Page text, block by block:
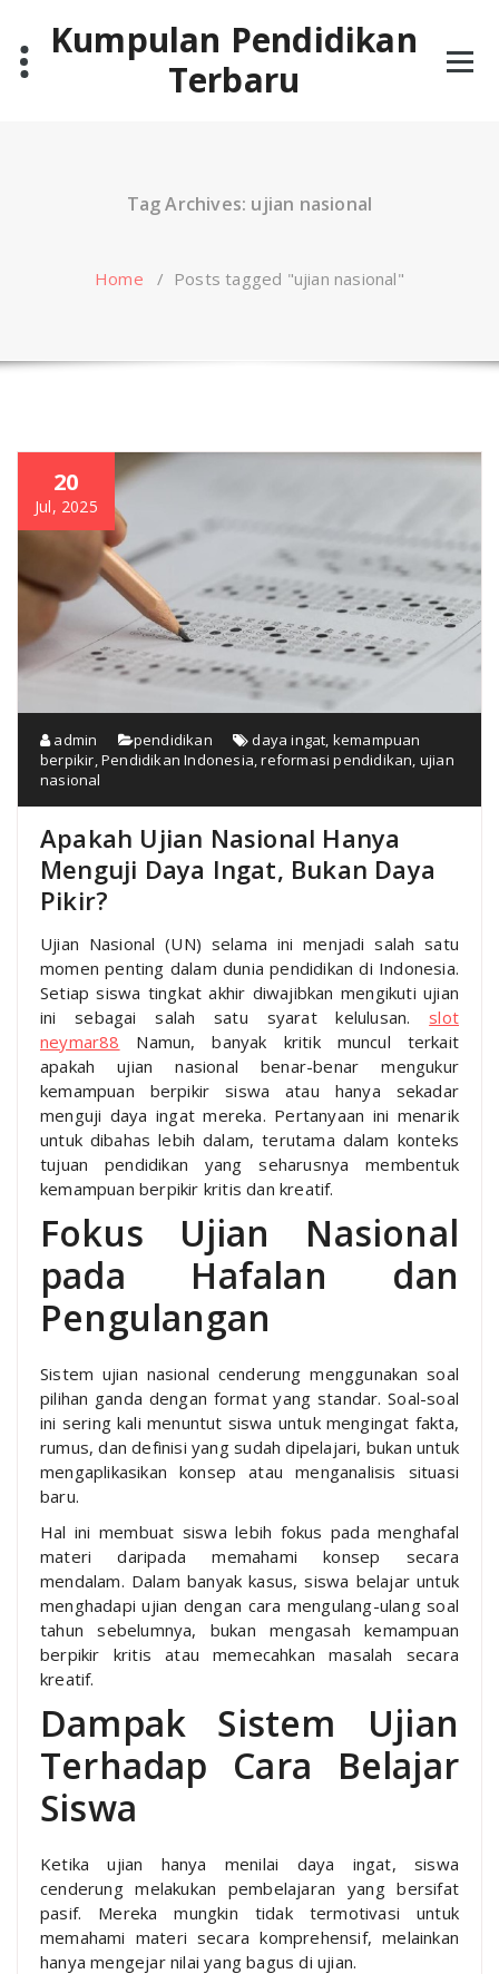
contentKumpulan Pendidikan
Terbaru
Tag Archives: ujian nasional
Home / Posts tagged "ujian nasional"
20
Jul, 2025
admin pendidikan daya ingat, kemampuan
berpikir,Pendidikan Indonesia,reformasi pendidikan, ujian
nasional
Apakah Ujian Nasional Hanya
Menguji Daya Ingat, Bukan Daya
Pikir?
Ujian Nasional (UN) selama ini menjadi salah satu
momen penting dalam dunia pendidikan di Indonesia.
Setiap siswa tingkat akhir diwajibkan mengikuti ujian
ini sebagai salah satu syarat kelulusan. slot
neymar88 Namun, banyak kritik muncul terkait
apakah ujian nasional benar-benar mengukur
kemampuan berpikir siswa atau hanya sekadar
menguji daya ingat mereka. Pertanyaan ini menarik
untuk dibahas lebih dalam, terutama dalam konteks
tujuan pendidikan yang seharusnya membentuk
kemampuan berpikir kritis dan kreatif.
Fokus Ujian Nasional
pada Hafalan dan
Pengulangan
Sistem ujian nasional cenderung menggunakan soal
pilihan ganda dengan format yang standar. Soal-soal
ini sering kali menuntut siswa untuk mengingat fakta,
rumus, dan definisi yang sudah dipelajari, bukan untuk
mengaplikasikan konsep atau menganalisis situasi
baru.
Hal ini membuat siswa lebih fokus pada menghafal
materi daripada memahami konsep secara
mendalam. Dalam banyak kasus, siswa belajar untuk
menghadapi ujian dengan cara mengulang-ulang soal
tahun sebelumnya, bukan mengasah kemampuan
berpikir kritis atau memecahkan masalah secara
kreatif.
Dampak Sistem Ujian
Terhadap Cara Belajar
Siswa
Ketika ujian hanya menilai daya ingat, siswa
cenderung melakukan pembelajaran yang bersifat
pasif. Mereka mungkin tidak termotivasi untuk
memahami materi secara komprehensif, melainkan
hanya mengejar nilai yang bagus di ujian.